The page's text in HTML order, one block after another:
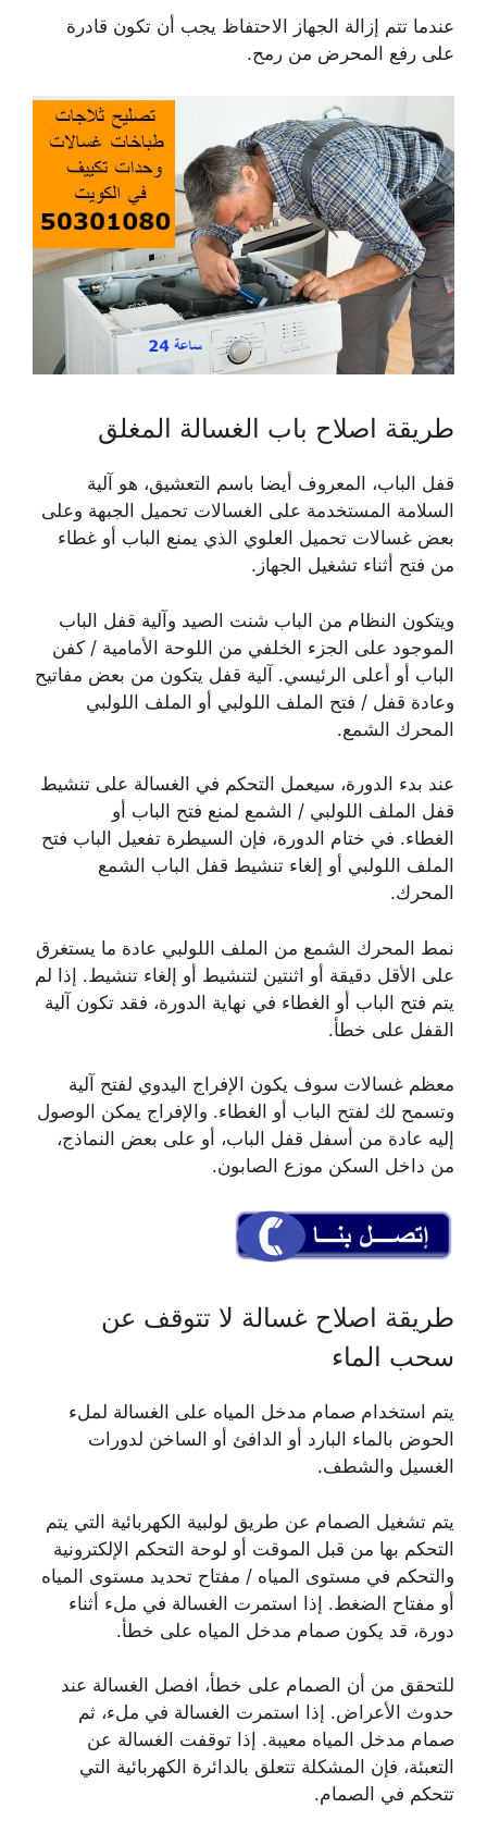
عندما تتم إزالة الجهاز الاحتفاظ يجب أن تكون قادرة
على رفع المحرض من رمح.
طريقة اصلاح باب الغسالة المغلق
قفل الباب، المعروف أيضا باسم التعشيق، هو آلية
السلامة المستخدمة على الغسالات تحميل الجبهة وعلى
بعض غسالات تحميل العلوي الذي يمنع الباب أو غطاء
من فتح أثناء تشغيل الجهاز.
ويتكون النظام من الباب شنت الصيد وآلية قفل الباب
الموجود على الجزء الخلفي من اللوحة الأمامية / كفن
الباب أو أعلى الرئيسي. آلية قفل يتكون من بعض مفاتيح
وعادة قفل / فتح الملف اللولبي أو الملف اللولبي
المحرك الشمع.
عند بدء الدورة، سيعمل التحكم في الغسالة على تنشيط
قفل الملف اللولبي / الشمع لمنع فتح الباب أو
الغطاء. في ختام الدورة، فإن السيطرة تفعيل الباب فتح
الملف اللولبي أو إلغاء تنشيط قفل الباب الشمع
المحرك.
نمط المحرك الشمع من الملف اللولبي عادة ما يستغرق
على الأقل دقيقة أو اثنتين لتنشيط أو إلغاء تنشيط. إذا لم
يتم فتح الباب أو الغطاء في نهاية الدورة، فقد تكون آلية
القفل على خطأ.
معظم غسالات سوف يكون الإفراج اليدوي لفتح آلية
وتسمح لك لفتح الباب أو الغطاء. والإفراج يمكن الوصول
إليه عادة من أسفل قفل الباب، أو على بعض النماذج،
من داخل السكن موزع الصابون.
طريقة اصلاح غسالة لا تتوقف عن
سحب الماء
يتم استخدام صمام مدخل المياه على الغسالة لملء
الحوض بالماء البارد أو الدافئ أو الساخن لدورات
الغسيل والشطف.
يتم تشغيل الصمام عن طريق لولبية الكهربائية التي يتم
التحكم بها من قبل الموقت أو لوحة التحكم الإلكترونية
والتحكم في مستوى المياه / مفتاح تحديد مستوى المياه
أو مفتاح الضغط. إذا استمرت الغسالة في ملء أثناء
دورة، قد يكون صمام مدخل المياه على خطأ.
للتحقق من أن الصمام على خطأ، افصل الغسالة عند
حدوث الأعراض. إذا استمرت الغسالة في ملء، ثم
صمام مدخل المياه معيبة. إذا توقفت الغسالة عن
التعبئة، فإن المشكلة تتعلق بالدائرة الكهربائية التي
تتحكم في الصمام.